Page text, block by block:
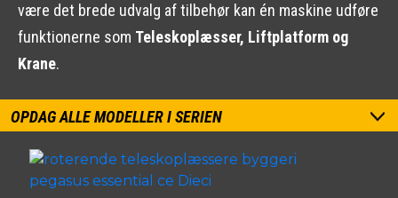
være det brede udvalg af tilbehør kan én maskine udføre
funktionerne som Teleskoplæsser, Liftplatform og
Krane.
OPDAG ALLE MODELLER I SERIEN